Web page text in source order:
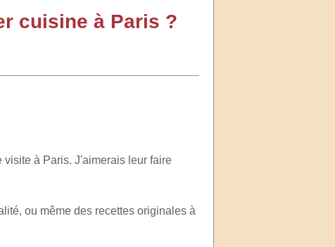
cuisine à Paris ?
à Paris. J'aimerais leur faire
ou même des recettes originales à